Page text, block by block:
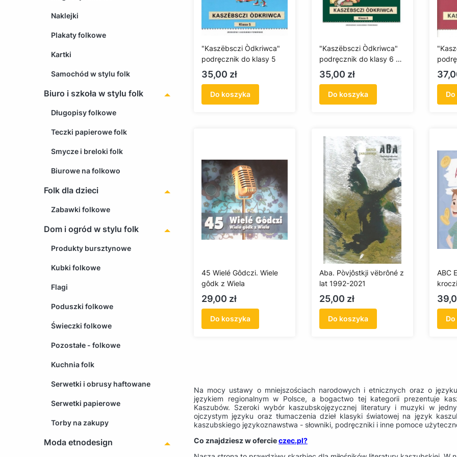
Naklejki
Plakaty folkowe
Kartki
Samochód w stylu folk
Biuro i szkoła w stylu folk
Długopisy folkowe
Teczki papierowe folk
Smycze i breloki folk
Biurowe na folkowo
Folk dla dzieci
Zabawki folkowe
Dom i ogród w stylu folk
Produkty bursztynowe
Kubki folkowe
Flagi
Poduszki folkowe
Świeczki folkowe
Pozostałe - folkowe
Kuchnia folk
Serwetki i obrusy haftowane
Serwetki papierowe
Torby na zakupy
Moda etnodesign
"Kaszëbsczi Òdkriwca"
podręcznik do klasy 5
Cena
35,00 zł
Do koszyka
"Kaszëbsczi Òdkriwca"
podręcznik do klasy 6 +
CD
Cena
35,00 zł
Do koszyka
CD
45 Wielé Gôdczi. Wiele
gôdk z Wiela
Cena
29,00 zł
Do koszyka
Aba. Pòvjôstkji vëbrôné z
lat 1992-2021
Cena
25,00 zł
Do koszyka
ABC
Na mocy ustawy o mniejszościach narodowych i etnicznych oraz o
językiem regionalnym w Polsce, a bogactwo tej kategorii prezentuje
Kaszubów. Szeroki wybór kaszubskojęzycznej literatury i muzyki w
ojczystym języku oraz tłumaczenia dzieł klasyki światowej na język
kaszubskiego językoznawstwa - słowniki, podręczniki i inne pomoce
Co znajdziesz w ofercieczec.pl?